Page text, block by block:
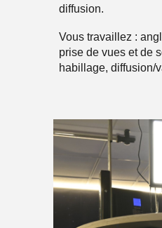
diffusion.
Vous travaillez :
prise de vues et de
habillage, diffusion/